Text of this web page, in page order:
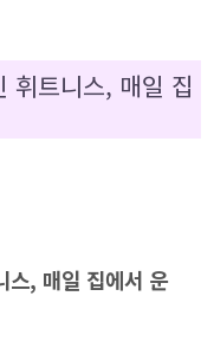
트니스, 매일 집
, 매일 집에서 운